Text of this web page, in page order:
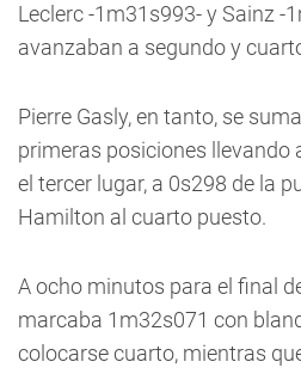
Leclerc -1m31s993- y Sainz -
avanzaban a segundo y
Pierre Gasly, en tanto, se
primeras posiciones llevando
el tercer lugar, a 0s298 de la
Hamilton al cuarto puesto.
A ocho minutos para el final
marcaba 1m32s071 con
colocarse cuarto, mientras